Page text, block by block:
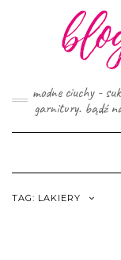
modne ciuchy -
garnitury. bądź
TAG: LAKIERY